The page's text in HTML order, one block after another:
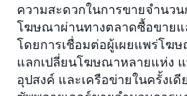
ความสะดวกในการขายจำนว
โฆษณาผ่านทางตลาดซื้อขาย
โดยการเชื่อมต่อผู้เผยแพร่โฆ
แลกเปลี่ยนโฆษณาหลายแห่ง
อุปสงค์ และเครือข่ายในครั้งเดี